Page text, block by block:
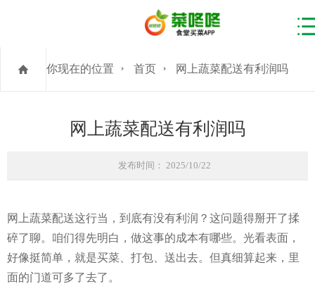
你现在的位置 首页 网上蔬菜配送有利润吗
网上蔬菜配送有利润吗
发布时间： 2025/10/22
网上蔬菜配送这行当，到底有没有利润？这问题得掰开了揉
碎了聊。咱们得先明白，做这事的成本有哪些。光看表面，
好像挺简单，就是买菜、打包、送出去。但真细算起来，里
面的门道可多了去了。